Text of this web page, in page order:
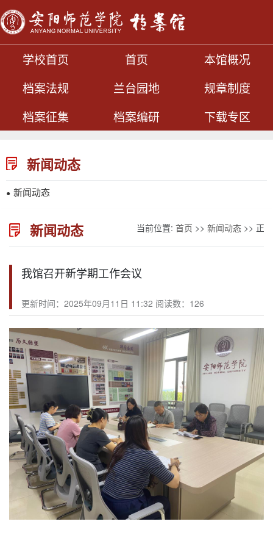
学校首页 首页
本馆概况
档案法规
兰台园地
规章制度
档案征集
档案编研 下载专区
新闻动态
● 新闻动态
新闻动态 当前位置: 首页 >> 新闻动态 >> 正文
我馆召开新学期工作会议
更新时间：2025年09月11日 11:32 阅读数： 126